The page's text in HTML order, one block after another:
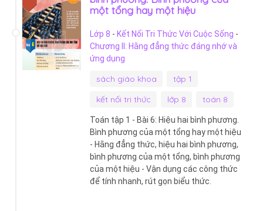
một tổng hay một hiệu
Lớp 8 - Kết Nối Tri Thức Với Cuộc Sống -
Chương II: Hằng đẳng thức đáng nhớ và
ứng dụng
sách giáo khoa
tập 1
kết nối tri thức
lớp 8 toán 8
Toán tập 1 - Bài 6: Hiệu hai bình phương.
Bình phương của một tổng hay một hiệu
- Hằng đẳng thức, hiệu hai bình phương,
bình phương của một tổng, bình phương
của một hiệu - Vận dụng các công thức
để tính nhanh, rút gọn biểu thức.